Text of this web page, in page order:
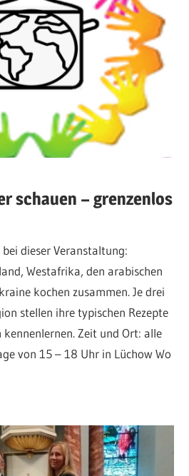
schauen – grenzenlos
dieser Veranstaltung:
Westafrika, den arabischen
kochen zusammen. Je drei
stellen ihre typischen Rezepte
Zeit und Ort: alle
von 15 – 18 Uhr in Lüchow Wo